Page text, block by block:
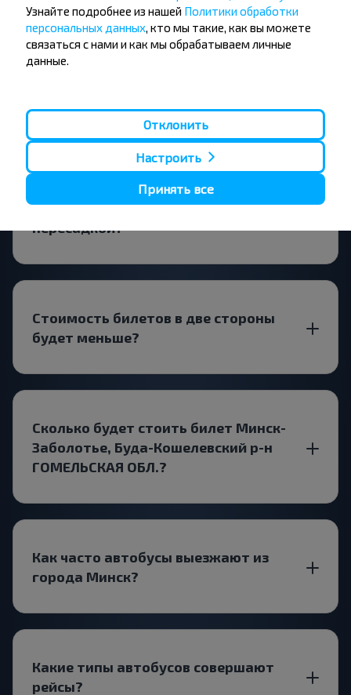
Стоит ли искать билеты Минск-
Заболотье, Буда-Кошелевский р-н
Выгоднее выбрать прямой рейс
Минск-Заболотье, Буда-Кошелевский
р-н ГОМЕЛЬСКАЯ ОБЛ. или с
пересадкой?
Стоимость билетов в две стороны
будет меньше?
Сколько будет стоить билет Минск-
Заболотье, Буда-Кошелевский р-н
ГОМЕЛЬСКАЯ ОБЛ.?
Как часто автобусы выезжают из
города Минск?
Какие типы автобусов совершают
рейсы?
Узнайте подробнее из нашей Политики обработки
персональных данных , кто мы такие, как вы можете
связаться с нами и как мы обрабатываем личные
данные.
Отклонить
Настроить
Принять все